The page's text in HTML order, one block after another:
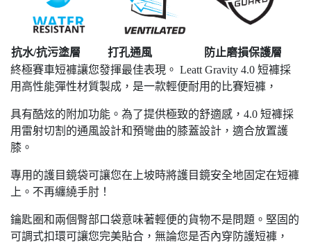
抗水/抗污塗層 打孔通風
防止磨損保護層
終極賽車短褲讓您發揮最佳表現。 Leatt Gravity 4.0 短褲採
用高性能彈性材質製成，是一款輕便耐用的比賽短褲，
具有酷炫的附加功能。為了提供極致的舒適感，4.0 短褲採
用雷射切割的通風設計和預彎曲的膝蓋設計，適合放置護
膝。
專用的護目鏡袋可讓您在上坡時將護目鏡安全地固定在短褲
上。不再纏繞手肘！
鑰匙圈和兩個臀部口袋意味著輕便的貨物不是問題。堅固的
可調式扣環可讓您完美貼合，無論您是否內穿防護短褲，